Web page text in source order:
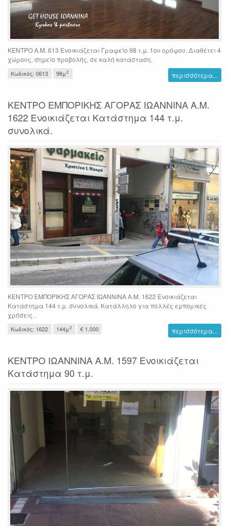
ΚΕΝΤΡΟ Α.Μ. 613 Ενοικιάζεται Γραφείο 98 τ.μ. 1ου ορόφου. Διαθέτει 4
χώρους, σημείο προβολής, σε καλή κατάσταση.
Κωδικός: 0613 98μ2 περισσότερα...
ΚΕΝΤΡΟ ΕΜΠΟΡΙΚΗΣ ΑΓΟΡΑΣ ΙΩΑΝΝΙΝΑ Α.Μ.
1622 Ενοικιάζεται Κατάστημα 144 τ.μ.
συνολικά.
ΚΕΝΤΡΟ ΕΜΠΟΡΙΚΗΣ ΑΓΟΡΑΣ ΙΩΑΝΝΙΝΑ Α.Μ. 1622 Ενοικιάζεται
Κατάστημα 144 τ.μ. συνολικά. Κατάλληλο για πολλές εμπορικές
χρήσεις .
Κωδικός: 1622 144μ2 € 1.000 περισσότερα...
ΚΕΝΤΡΟ ΙΩΑΝΝΙΝΑ Α.Μ. 1597 Ενοικιάζεται
Κατάστημα 90 τ.μ.